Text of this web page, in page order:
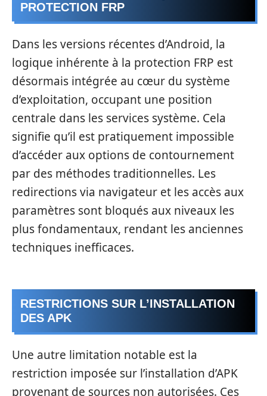
PROTECTION FRP
Dans les versions récentes d’Android, la
logique inhérente à la protection FRP est
désormais intégrée au cœur du système
d’exploitation, occupant une position
centrale dans les services système. Cela
signifie qu’il est pratiquement impossible
d’accéder aux options de contournement
par des méthodes traditionnelles. Les
redirections via navigateur et les accès aux
paramètres sont bloqués aux niveaux les
plus fondamentaux, rendant les anciennes
techniques inefficaces.
RESTRICTIONS SUR L’INSTALLATION
DES APK
Une autre limitation notable est la
restriction imposée sur l’installation d’APK
provenant de sources non autorisées. Ces